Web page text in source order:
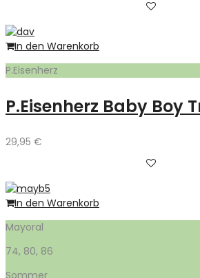
In den Warenkorb
P.Eisenherz
P.Eisenherz Baby Boy
29,95 €
In den Warenkorb
Mayoral
74, 80, 86
Sommer